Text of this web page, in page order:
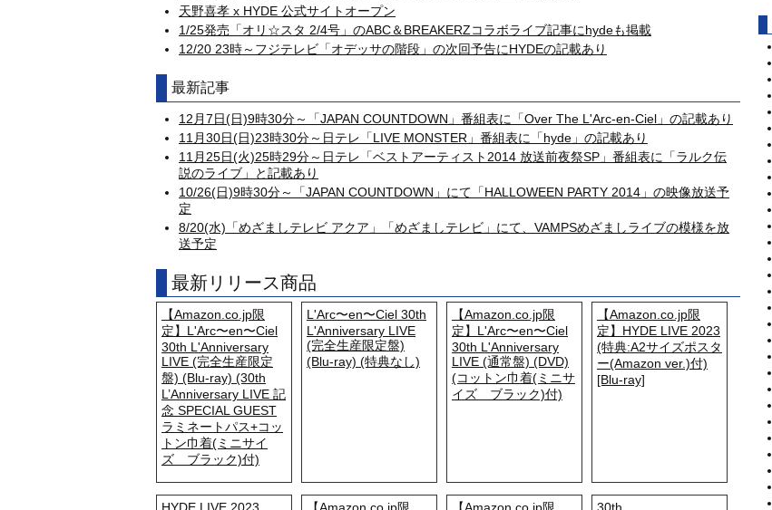
天野喜孝 x HYDE 公式サイトオープン
1/25発売「オリ☆スタ 2/4号」のABC＆BREAKERZコラボライブ記事にhydeも掲載
12/20 23時～フジテレビ「オデッサの階段」の次回予告にHYDEの記載あり
最新記事
12月7日(日)9時30分～「JAPAN COUNTDOWN」番組表に「Over The L'Arc-en-Ciel」の記載あり
11月30日(日)23時30分～日テレ「LIVE MONSTER」番組表に「hyde」の記載あり
11月25日(火)25時29分～日テレ「ベストアーティスト2014 放送前夜祭SP」番組表に「ラルク伝
説のライブ」と記載あり
10/26(日)9時30分～「JAPAN COUNTDOWN」にて「HALLOWEEN PARTY 2014」の映像放送予
定
8/20(水)「めざましテレビ アクア」「めざましテレビ」にて、VAMPSめざましライブの模様を放
送予定
最新リリース商品
【Amazon.co.jp限
定】L'Arc〜en〜Ciel
30th L'Anniversary
LIVE (完全生産限定
盤) (Blu-ray) (30th
L’Anniversary LIVE 記
念 SPECIAL GUEST
ラミネートパス+コッ
トン巾着(ミニサイ
ズ ブラック)付)
L'Arc〜en〜Ciel 30th
L'Anniversary LIVE
(完全生産限定盤)
(Blu-ray) (特典なし)
【Amazon.co.jp限
定】L'Arc〜en〜Ciel
30th L'Anniversary
LIVE (通常盤) (DVD)
(コットン巾着(ミニサ
イズ ブラック)付)
【Amazon.co.jp限
定】HYDE LIVE 2023
(特典:A2サイズポスタ
ー(Amazon ver.)付)
[Blu-ray]